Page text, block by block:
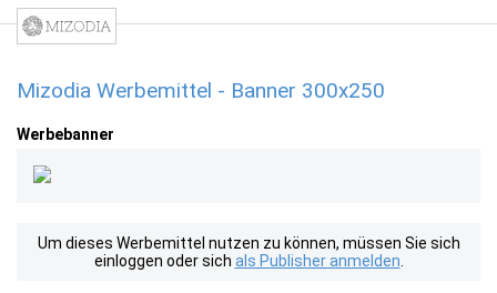
Mizodia Werbemittel - Banner 300x250
Werbebanner
Um dieses Werbemittel nutzen zu können, müssen Sie sich
einloggen oder sich als Publisher anmelden